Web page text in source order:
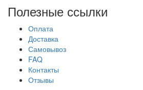
Полезные ссылки
Оплата
Доставка
Самовывоз
FAQ
Контакты
Отзывы